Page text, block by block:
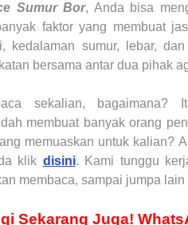
Sumur Bor, Anda bisa
faktor yang membuat
kedalaman sumur, lebar,
bersama antar dua pihak
sekalian, bagaimana?
membuat banyak orang
memuaskan untuk kalian?
klik disini. Kami tunggu
membaca, sampai jumpa lain
Sekarang Juga!